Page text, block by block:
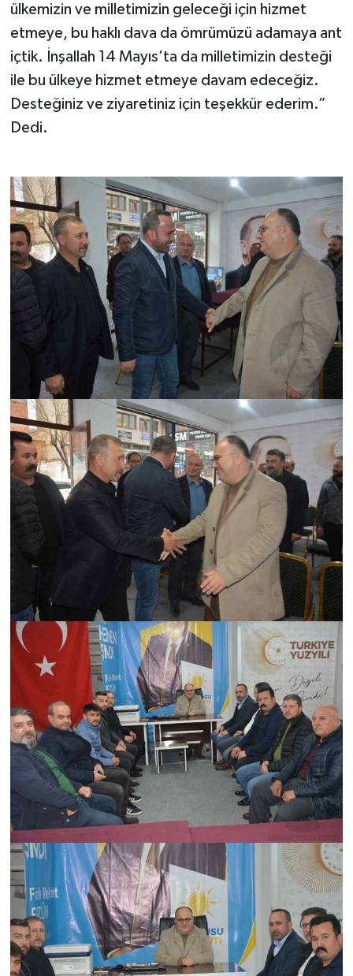
ülkemizin ve milletimizin geleceği için hizmet
etmeye, bu haklı dava da ömrümüzü adamaya ant
içtik. İnşallah 14 Mayıs’ta da milletimizin desteği
ile bu ülkeye hizmet etmeye davam edeceğiz.
Desteğiniz ve ziyaretiniz için teşekkür ederim.”
Dedi.